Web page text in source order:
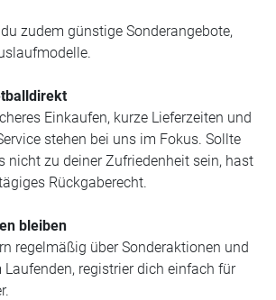
zudem günstige Sonderangebote,
Einkaufen, kurze Lieferzeiten und
stehen bei uns im Fokus. Sollte
nicht zu deiner Zufriedenheit sein, hast
Rückgaberecht.
bleiben
regelmäßig über Sonderaktionen und
registrier dich einfach für